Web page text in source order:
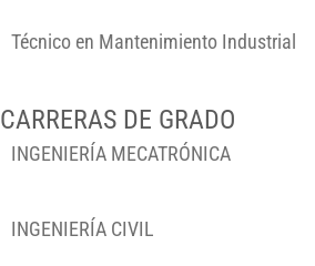
Técnico en Mantenimiento Industrial
CARRERAS DE GRADO
INGENIERÍA MECATRÓNICA
INGENIERÍA CIVIL